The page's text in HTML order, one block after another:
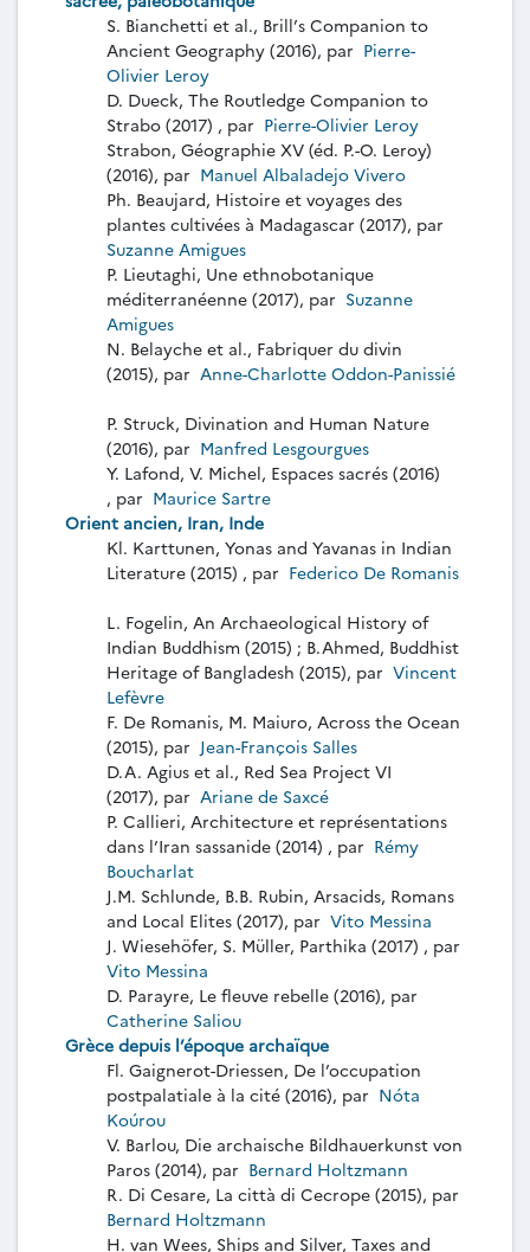
S. Bianchetti et al., Brill’s Companion to
Ancient Geography (2016), par Pierre-
Olivier Leroy
D. Dueck, The Routledge Companion to
Strabo (2017) , par Pierre-Olivier Leroy
Strabon, Géographie XV (éd. P.-O. Leroy)
(2016), par Manuel Albaladejo Vivero
Ph. Beaujard, Histoire et voyages des
plantes cultivées à Madagascar (2017), par
Suzanne Amigues
P. Lieutaghi, Une ethnobotanique
méditerranéenne (2017), par Suzanne
Amigues
N. Belayche et al., Fabriquer du divin
(2015), par Anne-Charlotte Oddon-Panissié
P. Struck, Divination and Human Nature
(2016), par Manfred Lesgourgues
Y. Lafond, V. Michel, Espaces sacrés (2016)
, par Maurice Sartre
Orient ancien, Iran, Inde
Kl. Karttunen, Yonas and Yavanas in Indian
Literature (2015) , par Federico De Romanis
L. Fogelin, An Archaeological History of
Indian Buddhism (2015) ; B.Ahmed, Buddhist
Heritage of Bangladesh (2015), par Vincent
Lefèvre
F. De Romanis, M. Maiuro, Across the Ocean
(2015), par Jean-François Salles
D.A. Agius et al., Red Sea Project VI
(2017), par Ariane de Saxcé
P. Callieri, Architecture et représentations
dans l’Iran sassanide (2014) , par Rémy
Boucharlat
J.M. Schlunde, B.B. Rubin, Arsacids, Romans
and Local Elites (2017), par Vito Messina
J. Wiesehöfer, S. Müller, Parthika (2017) , par
Vito Messina
D. Parayre, Le fleuve rebelle (2016), par
Catherine Saliou
Grèce depuis l’époque archaïque
Fl. Gaignerot-Driessen, De l’occupation
postpalatiale à la cité (2016), par Nóta
Koúrou
V. Barlou, Die archaische Bildhauerkunst von
Paros (2014), par Bernard Holtzmann
R. Di Cesare, La città di Cecrope (2015), par
Bernard Holtzmann
H. van Wees, Ships and Silver, Taxes and